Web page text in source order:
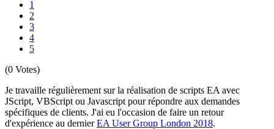
1
2
3
4
5
(0 Votes)
Je travaille régulièrement sur la réalisation de scripts EA avec
JScript, VBScript ou Javascript pour répondre aux demandes
spécifiques de clients. J'ai eu l'occasion de faire un retour
d'expérience au dernierEA User Group London 2018.